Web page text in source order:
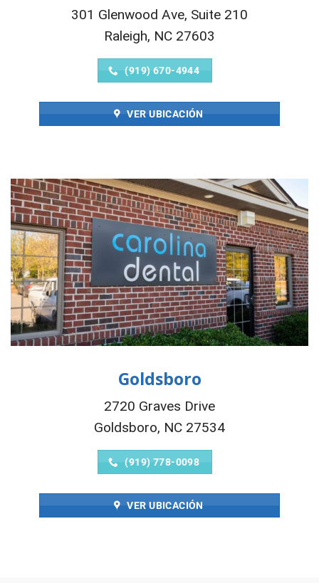
301 Glenwood Ave, Suite 210
Raleigh, NC 27603
(919) 670-4944
VER UBICACIÓN
Goldsboro
2720 Graves Drive
Goldsboro, NC 27534
(919) 778-0098
VER UBICACIÓN